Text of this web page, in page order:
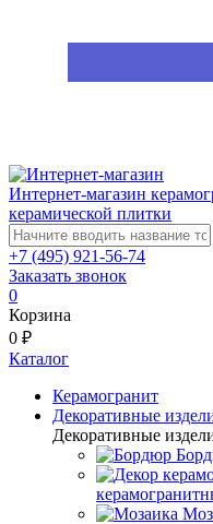
Интернет-магазин
керамической плитки
+7 (495) 921-56-74
Заказать звонок
0
Корзина
0 ₽
Каталог
Керамогранит
Декоративные
Декоративные